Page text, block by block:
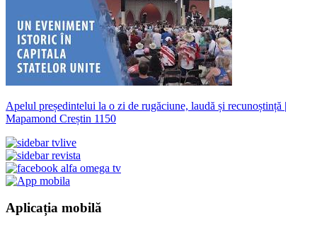
Apelul președintelui la o zi de rugăciune, laudă și recunoștință |
Mapamond Creștin 1150
Aplicația mobilă